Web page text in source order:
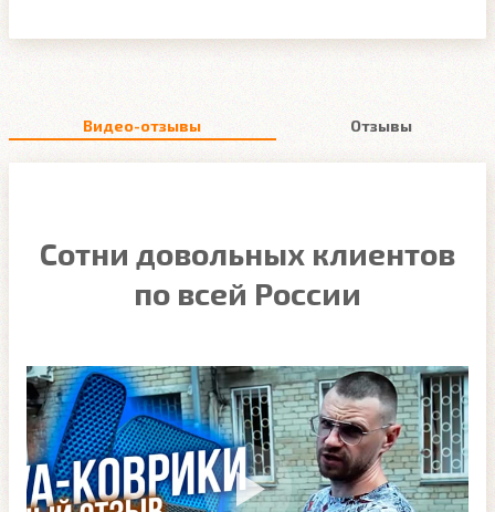
Видео-отзывы Отзывы
Сотни довольных клиентов
по всей России